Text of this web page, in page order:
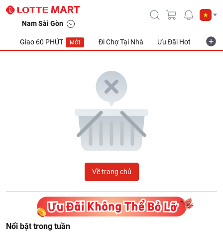
Nam Sài Gòn
Giao 60 PHÚT MỚI Đi Chợ Tại Nhà Ưu Đãi Hot
Về trang chủ
Nổi bật trong tuần
LOTTE Mart Viet Nam